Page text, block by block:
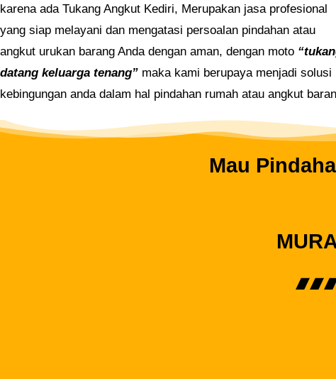
karena ada Tukang Angkut Kediri, Merupakan jasa profesional
yang siap melayani dan mengatasi persoalan pindahan atau
angkut urukan barang Anda dengan aman, dengan moto
datang keluarga tenang” maka kami berupaya menjadi solusi
kebingungan anda dalam hal pindahan rumah atau angkut
Mau